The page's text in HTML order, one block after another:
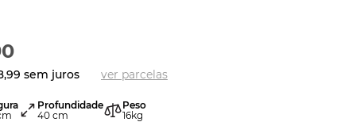
,99 sem juros ver parcelas
Profundidade
40 cm
Peso
16kg